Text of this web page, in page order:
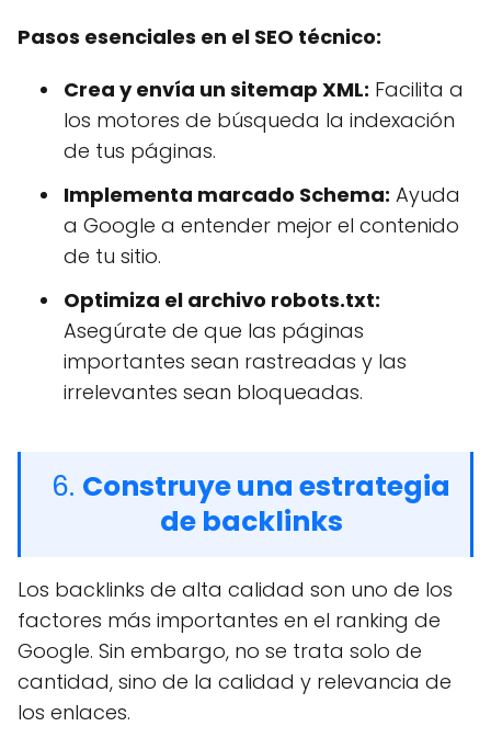
Pasos esenciales en el SEO técnico:
Crea y envía un sitemap XML: Facilita a
los motores de búsqueda la indexación
de tus páginas.
Implementa marcado Schema: Ayuda
a Google a entender mejor el contenido
de tu sitio.
Optimiza el archivo robots.txt:
Asegúrate de que las páginas
importantes sean rastreadas y las
irrelevantes sean bloqueadas.
6. Construye una estrategia
de backlinks
Los backlinks de alta calidad son uno de los
factores más importantes en el ranking de
Google. Sin embargo, no se trata solo de
cantidad, sino de la calidad y relevancia de
los enlaces.